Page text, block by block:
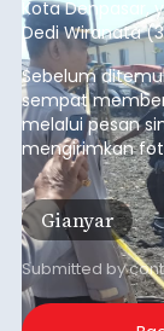
Kota Denpasar,
Dedi Wiranata
pesisir Pantai
Sebelum
sempat
melalui pesan
mengirimkan
istrinya.
Gianyar
Submitted by